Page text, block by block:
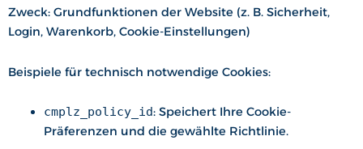
Zweck: Grundfunktionen der Website (z. B. Sicherheit,
Login, Warenkorb, Cookie-Einstellungen)
Beispiele für technisch notwendige Cookies:
cmplz_policy_id: Speichert Ihre Cookie-
Präferenzen und die gewählte Richtlinie.